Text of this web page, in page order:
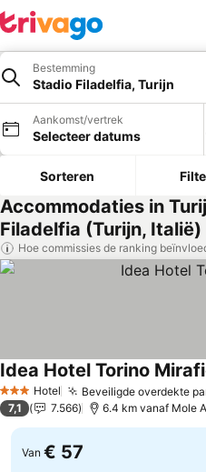
Bestemming
Stadio Filadelfia, Turijn
Aankomst/vertrek
Selecteer datums
Sorteren
Accommodaties in
Filadelfia (Turijn, Italië)
Hoe commissies de ranking
3 SterrenHotel Beveiligde overdekte
Idea Hotel Torino
7,1 7.566 6.4 km vanaf Mole
Van € 57